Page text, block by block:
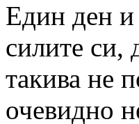
Един ден и
силите си,
такива не
очевидно